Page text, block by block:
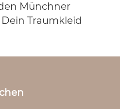
Münchner
Traumkleid